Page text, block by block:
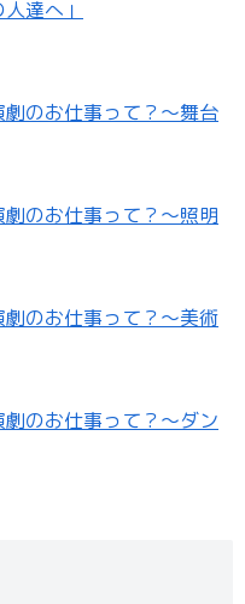
達へ」
劇のお仕事って？〜舞台
劇のお仕事って？〜照明
劇のお仕事って？〜美術
劇のお仕事って？〜ダン